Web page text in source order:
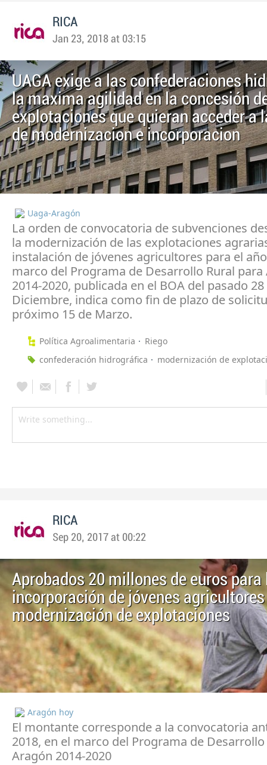
RICA
Jan 23, 2018 at 03:15
UAGA exige a las confederaciones
la maxima agilidad en la concesión
explotaciones que quieran acceder a
de modernizacion e incorporacion
Uaga-Aragón
La orden de convocatoria de subvenciones
la modernización de las explotaciones
instalación de jóvenes agricultores para el
marco del Programa de Desarrollo Rural para
2014-2020, publicada en el BOA del pasado
Diciembre, indica como fin de plazo de
próximo 15 de Marzo.
Política Agroalimentaria
Riego
confederación hidrográfica
modernización de
RICA
Sep 20, 2017 at 00:22
Aprobados 20 millones de euros para
incorporación de jóvenes
modernización de explotaciones
Aragón hoy
El montante corresponde a la convocatoria
2018, en el marco del Programa de
Aragón 2014-2020